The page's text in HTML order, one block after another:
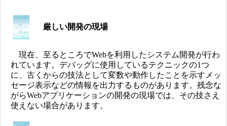
厳しい開発の現場
現在、至るところでWebを利用したシステム開発が行わ
れています。デバッグに使用しているテクニックの1つ
に、古くからの技法として変数や動作したことを示すメッ
セージ表示などの情報を出力するものがあります。残念な
がらWebアプリケーションの開発の現場では、その技さえ
使えない場合があります。